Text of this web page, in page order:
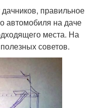
правильное
автомобиля на даче
места. На
советов.